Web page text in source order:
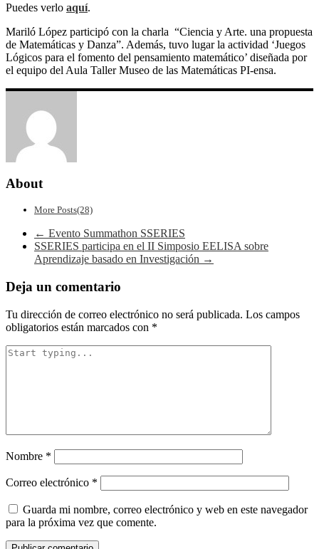
Puedes verlo aquí.
Mariló López participó con la charla “Ciencia y Arte. una propuesta
de Matemáticas y Danza”. Además, tuvo lugar la actividad ‘Juegos
Lógicos para el fomento del pensamiento matemático’ diseñada por
el equipo del Aula Taller Museo de las Matemáticas PI-ensa.
About
More Posts(28)
Navegación
← Evento Summathon SSERIES
SSERIES participa en el II Simposio EELISA sobre
Aprendizaje basado en Investigación →
Deja un comentario
Tu dirección de correo electrónico no será publicada. Los campos
obligatorios están marcados con *
Nombre *
Correo electrónico *
Guarda mi nombre, correo electrónico y web en este navegador
para la próxima vez que comente.